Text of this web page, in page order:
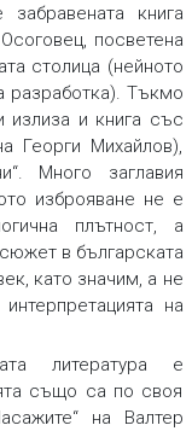
книга
посветена
столица (нейното
разработка). Тъкмо
излиза и книга със
Георги Михайлов),
Много заглавия
изброяване не е
плътност, а
в българската
като значим, а не
на
литература е
също са по своя
на Валтер